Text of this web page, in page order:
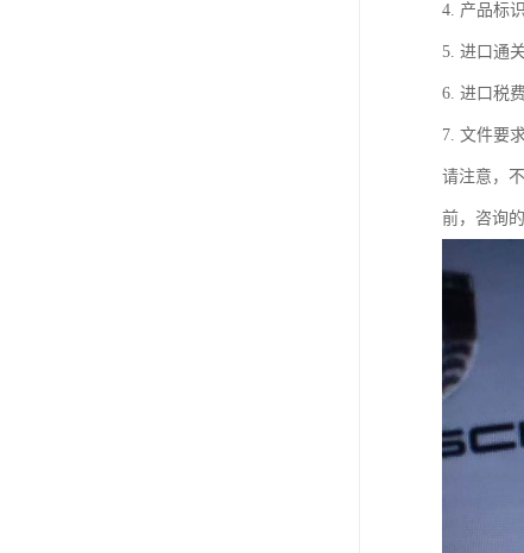
4. 产品标
5. 进口通
6. 进口税
7. 文件要
请注意，
前，咨询